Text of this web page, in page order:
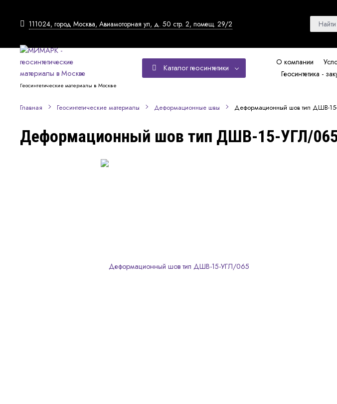
111024, город Москва, Авиамоторная ул, д. 50 стр. 2, помещ. 29/2
Геосинтетические материалы в Москве
Каталог геосинтетики
О компании
Геосинтетика -
Главная Геосинтетические материалы Деформационные швы Деформационный шов тип ДШВ-
Деформационный шов тип ДШВ-15-УГЛ/